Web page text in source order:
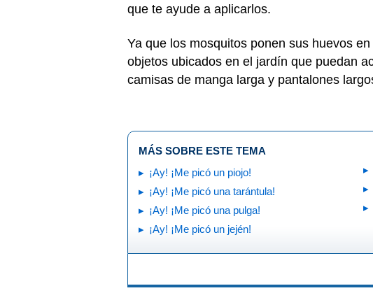
que te ayude a aplicarlos.
Ya que los mosquitos ponen sus huevos
objetos ubicados en el jardín que puedan
camisas de manga larga y pantalones
MÁS SOBRE ESTE TEMA
¡Ay! ¡Me picó un piojo!
¡Ay! ¡Me picó una tarántula!
¡Ay! ¡Me picó una pulga!
¡Ay! ¡Me picó un jején!